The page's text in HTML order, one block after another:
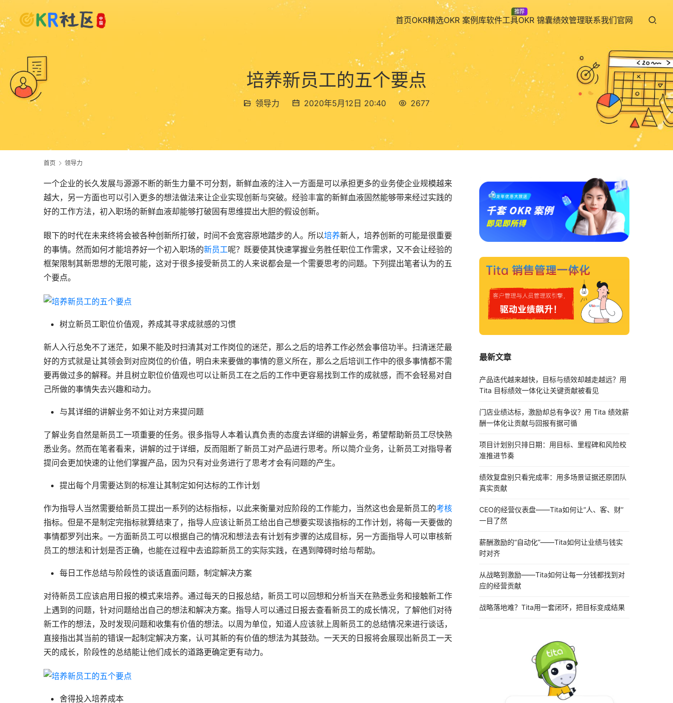
首页OKR精选OKR 案例库软件工具
推荐
OKR 锦囊绩效管理联系我们官网
培养新员工的五个要点
领导力 2020年5月12日 20:40 2677
首页 领导力
一个企业的长久发展与源源不断的新生力量不可分割，新鲜血液的注入一方面是可以承担更多的业务使企业规模越来
越大，另一方面也可以引入更多的想法做法来让企业实现创新与突破。经验丰富的新鲜血液固然能够带来经过实践的
好的工作方法，初入职场的新鲜血液却能够打破固有思维提出大胆的假设创新。
眼下的时代在未来终将会被各种创新所打破，时间不会宽容原地踏步的人。所以培养新人，培养创新的可能是很重要
的事情。然而如何才能培养好一个初入职场的新员工呢？既要使其快速掌握业务胜任职位工作需求，又不会让经验的
框架限制其新思想的无限可能，这对于很多接受新员工的人来说都会是一个需要思考的问题。下列提出笔者认为的五
个要点。
树立新员工职位价值观，养成其寻求成就感的习惯
新人入行总免不了迷茫，如果不能及时扫清其对工作岗位的迷茫，那么之后的培养工作必然会事倍功半。扫清迷茫最
好的方式就是让其领会到对应岗位的价值，明白未来要做的事情的意义所在，那么之后培训工作中的很多事情都不需
要再做过多的解释。并且树立职位价值观也可以让新员工在之后的工作中更容易找到工作的成就感，而不会轻易对自
己所做的事情失去兴趣和动力。
与其详细的讲解业务不如让对方来提问题
了解业务自然是新员工一项重要的任务。很多指导人本着认真负责的态度去详细的讲解业务，希望帮助新员工尽快熟
悉业务。然而在笔者看来，讲解的过于详细，反而阻断了新员工对产品进行思考。所以简介业务，让新员工对指导者
提问会更加快速的让他们掌握产品，因为只有对业务进行了思考才会有问题的产生。
提出每个月需要达到的标准让其制定如何达标的工作计划
作为指导人当然需要给新员工提出一系列的达标指标，以此来衡量对应阶段的工作能力，当然这也会是新员工的考核
指标。但是不是制定完指标就算结束了，指导人应该让新员工给出自己想要实现该指标的工作计划，将每一天要做的
事情都罗列出来。一方面新员工可以根据自己的情况和想法去有计划有步骤的达成目标，另一方面指导人可以审核新
员工的想法和计划是否正确，也能在过程中去追踪新员工的实际实践，在遇到障碍时给与帮助。
每日工作总结与阶段性的谈话直面问题，制定解决方案
对待新员工应该启用日报的模式来培养。通过每天的日报总结，新员工可以回想和分析当天在熟悉业务和接触新工作
上遇到的问题，针对问题给出自己的想法和解决方案。指导人可以通过日报去查看新员工的成长情况，了解他们对待
新工作的想法，及时发现问题和收集有价值的想法。以周为单位，知道人应该就上周新员工的总结情况来进行谈话，
直接指出其当前的错误一起制定解决方案，认可其新的有价值的想法为其鼓劲。一天天的日报将会展现出新员工一天
天的成长，阶段性的总结能让他们成长的道路更确定更有动力。
舍得投入培养成本
最新文章
产品迭代越来越快，目标与绩效却越走越远？用
Tita 目标绩效一体化让关键贡献被看见
门店业绩达标，激励却总有争议？用 Tita 绩效薪
酬一体化让贡献与回报有据可循
项目计划别只排日期：用目标、里程碑和风险校
准推进节奏
绩效复盘别只看完成率：用多场景证据还原团队
真实贡献
CEO的经营仪表盘——Tita如何让“人、客、财”
一目了然
薪酬激励的“自动化”——Tita如何让业绩与钱实
时对齐
从战略到激励——Tita如何让每一分钱都找到对
应的经营贡献
战略落地难？Tita用一套闭环，把目标变成结果